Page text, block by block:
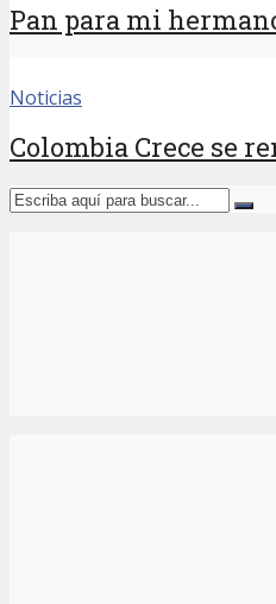
Pan para mi
Noticias
Colombia Crece se